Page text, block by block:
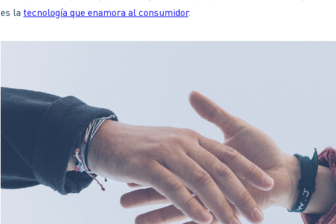
es latecnología que enamora al consumidor.